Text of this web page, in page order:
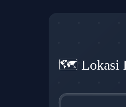
🗺️ Lokasi